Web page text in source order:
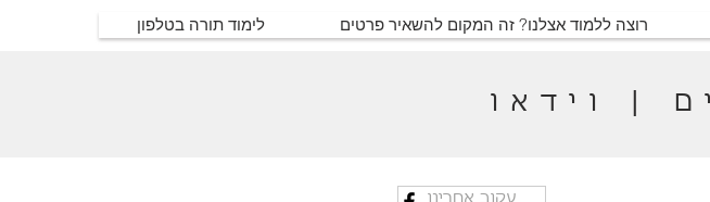
רוצה ללמוד אצלנו? זה המקום להשאיר פרטים לימוד תורה בטלפון
| וידאו
עקוב אחרינו